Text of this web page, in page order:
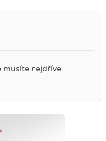
musíte nejdříve